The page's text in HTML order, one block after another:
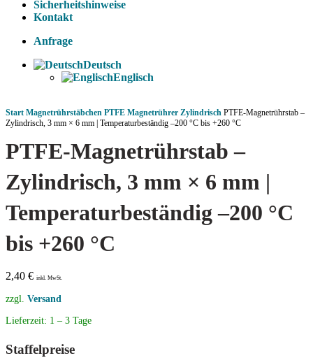
Sicherheitshinweise
Kontakt
Anfrage
Deutsch
Englisch
Start Magnetrührstäbchen PTFE Magnetrührer Zylindrisch PTFE-Magnetrührstab –
Zylindrisch, 3 mm × 6 mm | Temperaturbeständig –200 °C bis +260 °C
PTFE-Magnetrührstab –
Zylindrisch, 3 mm × 6 mm |
Temperaturbeständig –200 °C
bis +260 °C
2,40 € inkl. MwSt.
zzgl. Versand
Lieferzeit: 1 – 3 Tage
Staffelpreise